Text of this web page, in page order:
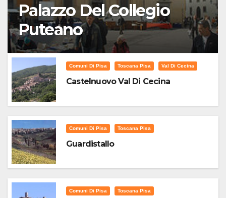
Palazzo Del Collegio
Puteano
Comuni Di Pisa Toscana Pisa Val Di Cecina
Castelnuovo Val Di Cecina
Comuni Di Pisa Toscana Pisa
Guardistallo
Comuni Di Pisa Toscana Pisa